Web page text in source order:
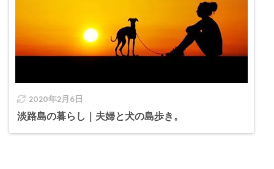
2020年2月6日
淡路島の暮らし｜夫婦と犬の島歩き。